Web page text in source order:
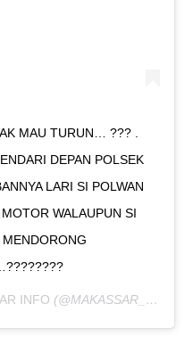
MAU TURUN… ??? .
DEPAN POLSEK
LARI SI POLWAN
WALAUPUN SI
INFO (@MAKASSAR_IINFO) ON